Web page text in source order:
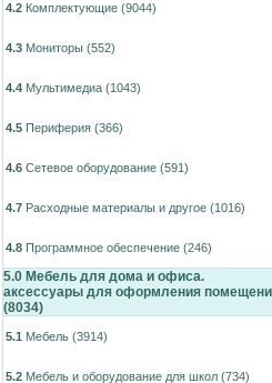
4.2 Комплектующие (9044)
4.3 Мониторы (552)
4.4 Мультимедиа (1043)
4.5 Периферия (366)
4.6 Сетевое оборудование (591)
4.7 Расходные материалы и другое (1016)
4.8 Программное обеспечение (246)
5.0 Мебель для дома и офиса.
аксессуары для оформления
(8034)
5.1 Мебель (3914)
5.2 Мебель и оборудование для школ (734)